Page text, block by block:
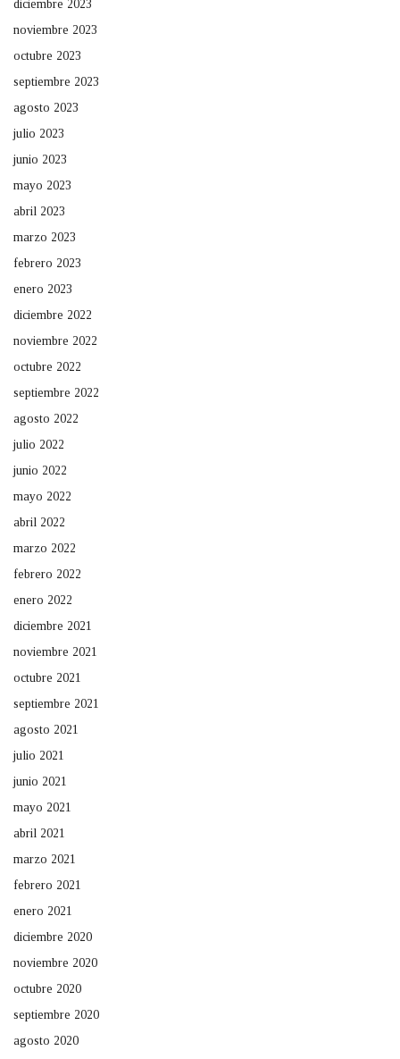
diciembre 2023
noviembre 2023
octubre 2023
septiembre 2023
agosto 2023
julio 2023
junio 2023
mayo 2023
abril 2023
marzo 2023
febrero 2023
enero 2023
diciembre 2022
noviembre 2022
octubre 2022
septiembre 2022
agosto 2022
julio 2022
junio 2022
mayo 2022
abril 2022
marzo 2022
febrero 2022
enero 2022
diciembre 2021
noviembre 2021
octubre 2021
septiembre 2021
agosto 2021
julio 2021
junio 2021
mayo 2021
abril 2021
marzo 2021
febrero 2021
enero 2021
diciembre 2020
noviembre 2020
octubre 2020
septiembre 2020
agosto 2020